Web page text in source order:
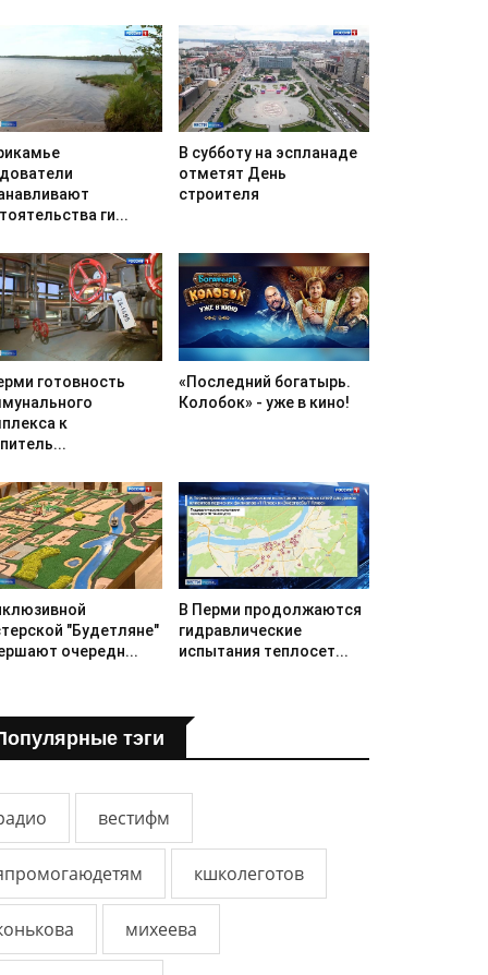
ги...
В субботу на эспланаде
отметят День
строителя
готовность
к
«Последний богатырь.
Колобок» - уже в кино!
"Будетляне"
очередн...
В Перми продолжаются
гидравлические
испытания теплосет...
тэги
вестифм
кшколеготов
михеева